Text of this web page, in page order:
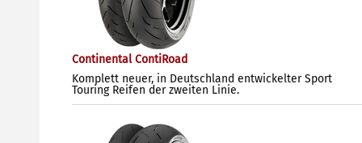
Continental ContiRoad
Komplett neuer, in Deutschland entwickelter Sport
Touring Reifen der zweiten Linie.